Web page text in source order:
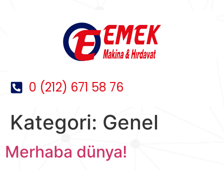
0 (212) 671 58 76
Kategori: Genel
Merhaba dünya!